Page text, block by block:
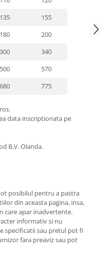
135
155
180
200
300
340
500
570
680 775
data inscriptionata pe
B.V. Olanda.
posibilul pentru a pastra
din aceasta pagina, insa,
care apar inadvertente.
informativ si nu
specificatii sau pretul pot fi
fara preaviz sau pot